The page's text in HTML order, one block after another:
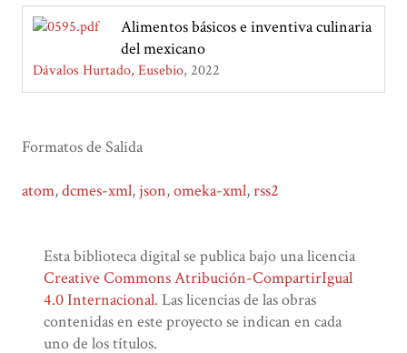
Alimentos básicos e inventiva culinaria
del mexicano
Dávalos Hurtado, Eusebio 2022
Formatos de Salida
atom,dcmes-xml, json,omeka-xml,rss2
Esta biblioteca digital se publica bajo una licencia
Creative Commons Atribución-CompartirIgual
4.0 Internacional. Las licencias de las obras
contenidas en este proyecto se indican en cada
uno de los títulos.